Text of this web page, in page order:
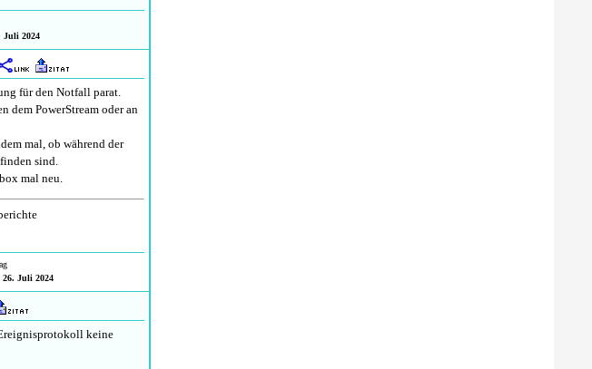
Juli 2024
für den Notfall parat.
dem PowerStream oder an
mal, ob während der
sind.
mal neu.
26. Juli 2024
keine